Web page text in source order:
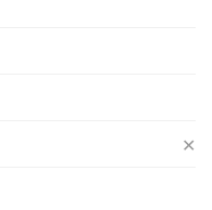
✕